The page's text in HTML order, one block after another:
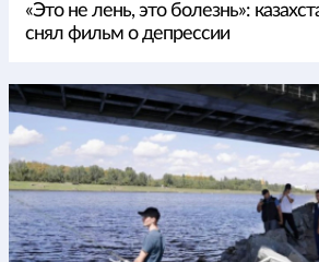
«Это не лень, это болезнь»:
снял фильм о депрессии